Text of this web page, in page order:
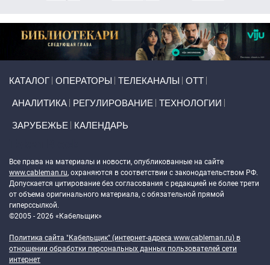
КАТАЛОГ ОПЕРАТОРЫ ТЕЛЕКАНАЛЫ ОТТ
АНАЛИТИКА РЕГУЛИРОВАНИЕ ТЕХНОЛОГИИ
ЗАРУБЕЖЬЕ КАЛЕНДАРЬ
Все права на материалы и новости, опубликованные на сайте
www.cableman.ru, охраняются в соответствии с законодательством РФ.
Допускается цитирование без согласования с редакцией не более трети
от объема оригинального материала, с обязательной прямой
гиперссылкой.
©2005 - 2026 «Кабельщик»
Политика сайта "Кабельщик" (интернет-адреса www.cableman.ru) в
отношении обработки персональных данных пользователей сети
интернет